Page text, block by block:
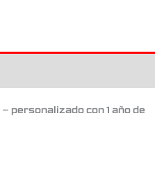
personalizado con 1 año de